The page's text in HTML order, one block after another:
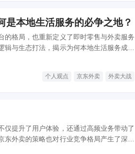
是本地生活服务的必争之地？
的格局，也重新定义了即时零售与外卖服务
与生态打法，揭示为何本地生活服务成为
个人观点 京东外卖 外卖大战
仅提升了用户体验，还通过高频业务带动了
外卖的策略也对行业竞争格局产生了深远